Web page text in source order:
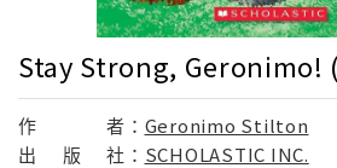
Stay Strong, Geronimo!
作 者： Geronimo Stilton
出
版 社： SCHOLASTIC INC.